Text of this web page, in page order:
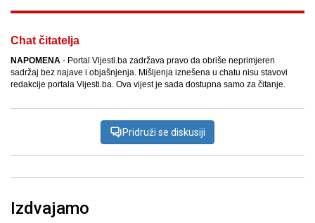
Chat čitatelja
NAPOMENA - Portal Vijesti.ba zadržava pravo da obriše neprimjeren
sadržaj bez najave i objašnjenja. Mišljenja iznešena u chatu nisu stavovi
redakcije portala Vijesti.ba. Ova vijest je sada dostupna samo za čitanje.
Pridruži se diskusiji
Izdvajamo